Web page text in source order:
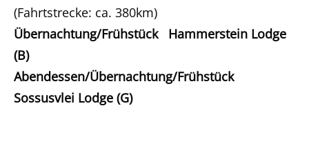
(Fahrtstrecke: ca. 380km)
Übernachtung/Frühstück Hammerstein Lodge
(B)
Abendessen/Übernachtung/Frühstück
Sossusvlei Lodge (G)